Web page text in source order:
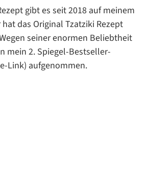
gibt es seit 2018 auf meinem
das Original Tzatziki Rezept
seiner enormen Beliebtheit
mein 2. Spiegel-Bestseller-
Link) aufgenommen.